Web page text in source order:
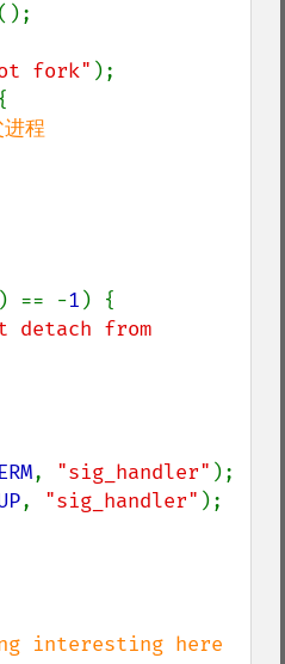
();
fork" );
== -1 ) {
detach from
, "sig_handler"
, "sig_handler" );
interesting here